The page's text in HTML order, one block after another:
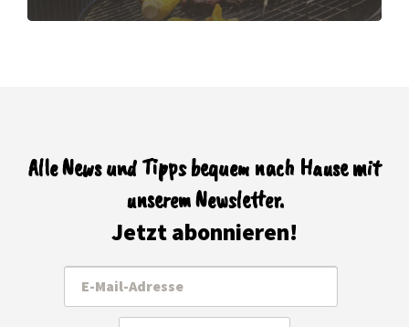
Alle News und Tipps bequem nach Hause mit
unserem Newsletter.
Jetzt abonnieren!